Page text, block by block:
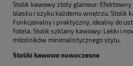
Stolik kawowy złoty glamour:
blasku i szyku każdemu wnętrzu. Stolik
Funkcjonalny i praktyczny, idealny do
fotela. Stolik szklany kawowy: Lekki i
miłośników minimalistycznego stylu.
Stoliki kawowe nowoczesne